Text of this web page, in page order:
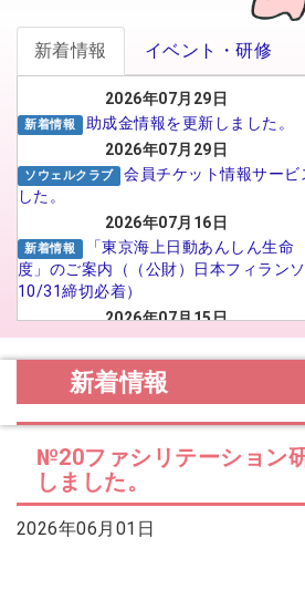
新着情報 イベント・研修
2026年07月29日
新着情報
助成金情報を更新しました。
2026年07月29日
ソウェルクラブ
会員チケット情報サービ
した。
2026年07月16日
新着情報
「東京海上日動あんしん生
度」のご案内（（公財）日本フィラン
10/31締切必着）
2026年07月15日
がんばる介護職員応
ジアップ動画広告のSNS広告配信プロ
施について
TOYAMA 2026に参加される法人の皆様
2026年07月14日
会員交流事業を更新しま
2026年07月10日
新着情報
№20ファシリテーション
しました。
2026年06月01日